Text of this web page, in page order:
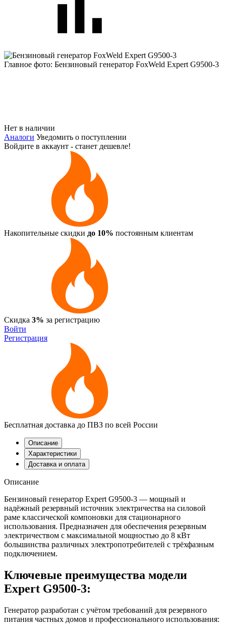
Главное фото: Бензиновый генератор FoxWeld Expert G9500-3
Нет в наличии
Аналоги Уведомить о поступлении
Войдите в аккаунт - станет дешевле!
Накопительные скидки до 10% постоянным клиентам
Скидка 3% за регистрацию
Войти
Регистрация
Бесплатная доставка до ПВЗ по всей России
Описание
Характеристики
Доставка и оплата
Описание
Бензиновый генератор Expert G9500-3 — мощный и
надёжный резервный источник электричества на силовой
раме классической компоновки для стационарного
использования. Предназначен для обеспечения резервным
электричеством с максимальной мощностью до 8 кВт
большинства различных электропотребителей с трёхфазным
подключением.
Ключевые преимущества модели
Expert G9500-3:
Генератор разработан с учётом требований для резервного
питания частных домов и профессионального использования: